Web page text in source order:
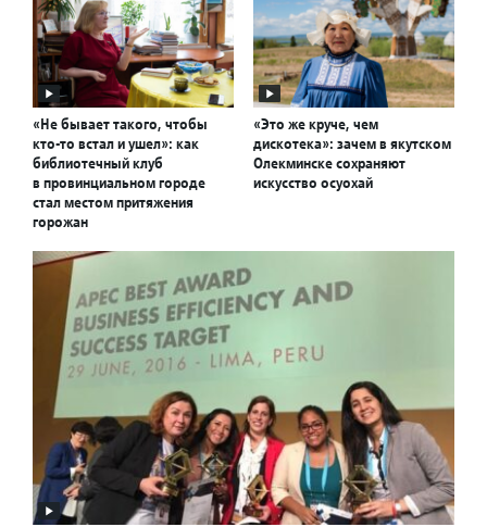
«Не бывает такого, чтобы
кто-то встал и ушел»: как
библиотечный клуб
в провинциальном городе
стал местом притяжения
горожан
«Это же круче, чем
дискотека»: зачем в якутском
Олекминске сохраняют
искусство осуохай